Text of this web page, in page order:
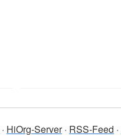
HiOrg-Server RSS-Feed